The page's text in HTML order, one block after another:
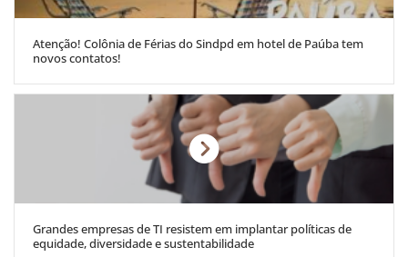
Atenção! Colônia de Férias do Sindpd em hotel de Paúba tem
novos contatos!
Grandes empresas de TI resistem em implantar políticas de
equidade, diversidade e sustentabilidade